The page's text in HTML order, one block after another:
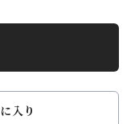
入り